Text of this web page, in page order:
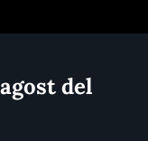
del